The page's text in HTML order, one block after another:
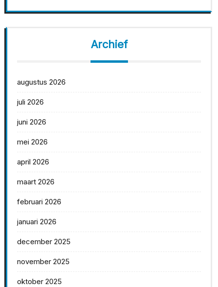
Archief
augustus 2026
juli 2026
juni 2026
mei 2026
april 2026
maart 2026
februari 2026
januari 2026
december 2025
november 2025
oktober 2025